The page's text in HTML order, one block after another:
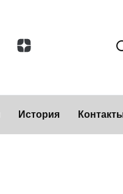
История